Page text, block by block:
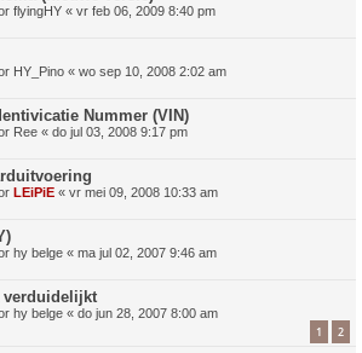
flyingHY « vr feb 06, 2009 8:40 pm
HY_Pino « wo sep 10, 2008 2:02 am
Nummer (VIN)
Ree « do jul 03, 2008 9:17 pm
LEiPiE « vr mei 09, 2008 10:33 am
hy belge « ma jul 02, 2007 9:46 am
verduidelijkt
hy belge « do jun 28, 2007 8:00 am
1 2